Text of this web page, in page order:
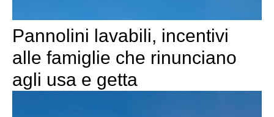
Pannolini lavabili, incentivi
alle famiglie che rinunciano
agli usa e getta